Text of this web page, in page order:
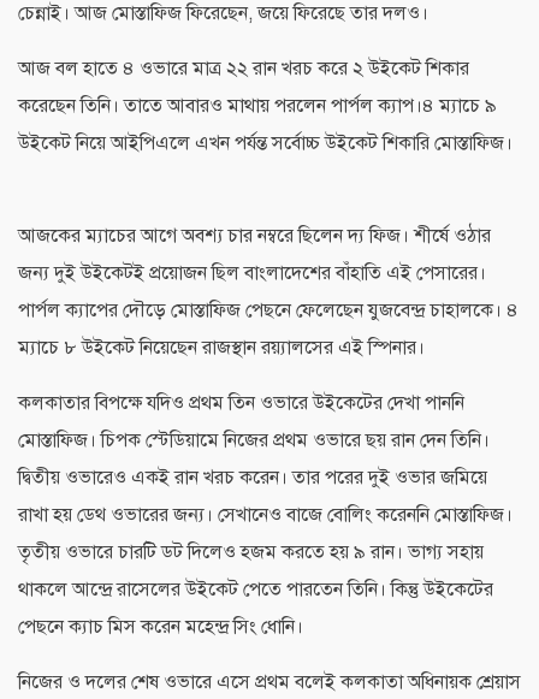
চেন্নাই। আজ মোস্তাফিজ ফিরেছেন, জয়ে ফিরেছে তার দলও।
আজ বল হাতে ৪ ওভারে মাত্র ২২ রান খরচ করে ২ উইকেট শিকার
করেছেন তিনি। তাতে আবারও মাথায় পরলেন পার্পল ক্যাপ।৪ ম্যাচে ৯
উইকেট নিয়ে আইপিএলে এখন পর্যন্ত সর্বোচ্চ উইকেট শিকারি মোস্তাফিজ।
আজকের ম্যাচের আগে অবশ্য চার নম্বরে ছিলেন দ্য ফিজ। শীর্ষে ওঠার
জন্য দুই উইকেটই প্রয়োজন ছিল বাংলাদেশের বাঁহাতি এই পেসারের।
পার্পল ক্যাপের দৌড়ে মোস্তাফিজ পেছনে ফেলেছেন যুজবেন্দ্র চাহালকে। ৪
ম্যাচে ৮ উইকেট নিয়েছেন রাজস্থান রয়্যালসের এই স্পিনার।
কলকাতার বিপক্ষে যদিও প্রথম তিন ওভারে উইকেটের দেখা পাননি
মোস্তাফিজ। চিপক স্টেডিয়ামে নিজের প্রথম ওভারে ছয় রান দেন তিনি।
দ্বিতীয় ওভারেও একই রান খরচ করেন। তার পরের দুই ওভার জমিয়ে
রাখা হয় ডেথ ওভারের জন্য। সেখানেও বাজে বোলিং করেননি মোস্তাফিজ।
তৃতীয় ওভারে চারটি ডট দিলেও হজম করতে হয় ৯ রান। ভাগ্য সহায়
থাকলে আন্দ্রে রাসেলের উইকেট পেতে পারতেন তিনি। কিন্তু উইকেটের
পেছনে ক্যাচ মিস করেন মহেন্দ্র সিং ধোনি।
নিজের ও দলের শেষ ওভারে এসে প্রথম বলেই কলকাতা অধিনায়ক শ্রেয়াস